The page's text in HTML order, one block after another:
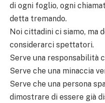
di ogni foglio, ogni
detta tremando.
Noi cittadini ci siamo, ma
considerarci spettatori.
Serve una responsabilità
Serve che una minaccia
Serve che una persona
dimostrare di essere già